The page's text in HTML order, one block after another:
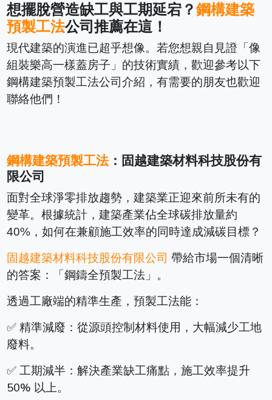
想擺脫營造缺工與工期延宕？鋼構建築
預製工法公司推薦在這！
現代建築的演進已超乎想像。若您想親自見證「像
組裝樂高一樣蓋房子」的技術實績，歡迎參考以下
鋼構建築預製工法公司介紹，有需要的朋友也歡迎
聯絡他們！
鋼構建築預製工法：固越建築材料科技股份有
限公司
面對全球淨零排放趨勢，建築業正迎來前所未有的
變革。根據統計，建築產業佔全球碳排放量約
40%，如何在兼顧施工效率的同時達成減碳目標？
固越建築材料科技股份有限公司 帶給市場一個清晰
的答案：「鋼鑄全預製工法」。
透過工廠端的精準生產，預製工法能：
✅ 精準減廢：從源頭控制材料使用，大幅減少工地
廢料。
✅ 工期減半：解決產業缺工痛點，施工效率提升
50% 以上。